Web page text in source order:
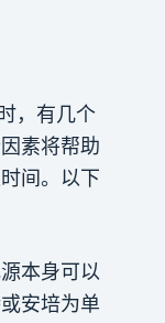
，有几个
素将帮助
间。以下
本身可以
安培为单